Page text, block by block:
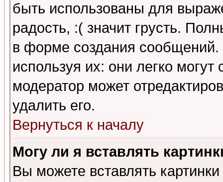
быть использованы для
радость, :( значит грусть.
в форме создания сообщений.
используя их: они легко
модератор может
удалить его.
Вернуться к началу
Могу ли я вставлять
Вы можете вставлять